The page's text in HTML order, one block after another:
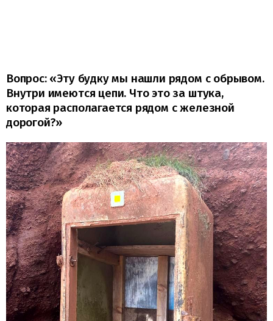
Вопрос: «Эту будку мы нашли рядом с обрывом.
Внутри имеются цепи. Что это за штука,
которая располагается рядом с железной
дорогой?»